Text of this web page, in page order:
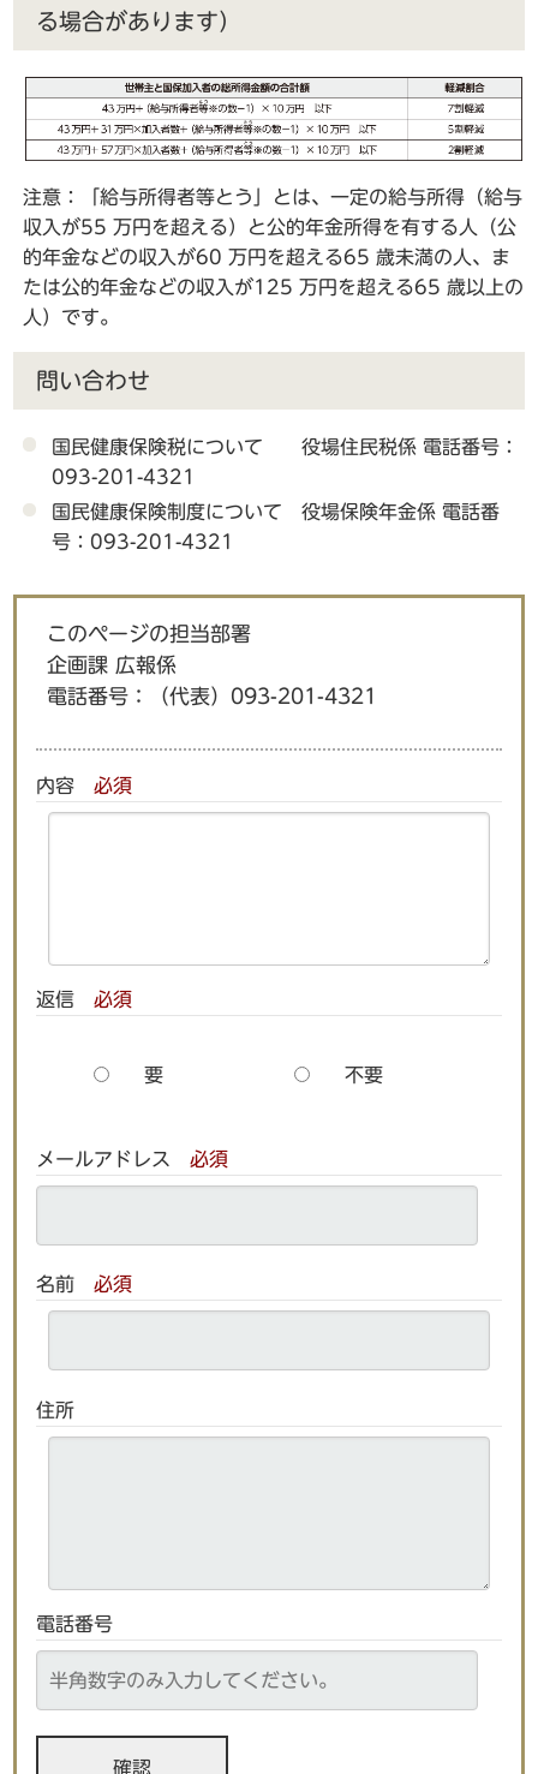
る場合があります）
注意：「給与所得者等とう」とは、一定の給与所得（給与
収入が55 万円を超える）と公的年金所得を有する人（公
的年金などの収入が60 万円を超える65 歳未満の人、ま
たは公的年金などの収入が125 万円を超える65 歳以上の
人）です。
問い合わせ
国民健康保険税について 役場住民税係 電話番号：
093-201-4321
国民健康保険制度について 役場保険年金係 電話番
号：093-201-4321
このページの担当部署
企画課 広報係
電話番号：
（代表）093-201-4321
内容 必須
返信 必須
要 不要
メールアドレス 必須
名前 必須
住所
電話番号